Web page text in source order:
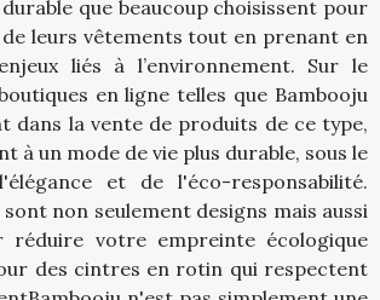
que beaucoup choisissent pour
leurs vêtements tout en prenant en
liés à l’environnement. Sur le
en ligne telles que Bambooju
dans la vente de produits de ce type,
à un mode de vie plus durable, sous le
et de l'éco-responsabilité.
non seulement designs mais aussi
réduire votre empreinte écologique
des cintres en rotin qui respectent